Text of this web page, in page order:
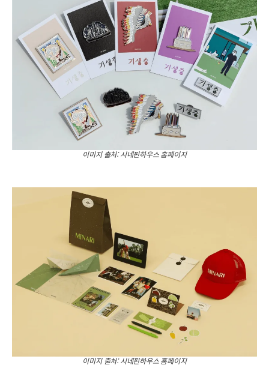
이미지 출처: 시네핀하우스 홈페이지
이미지 출처: 시네핀하우스 홈페이지